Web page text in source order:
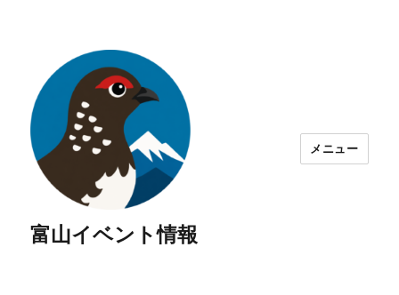
富山イベント情報
メニュー